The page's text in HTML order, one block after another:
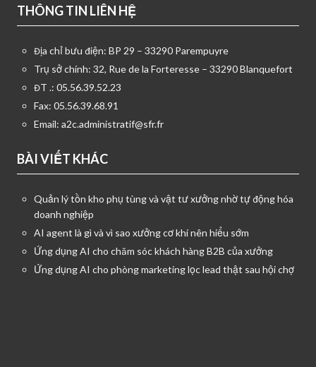
THÔNG TIN LIÊN HỆ
Địa chỉ bưu điện: BP 29 – 33290 Parempuyre
Trụ sở chính: 32, Rue de la Forteresse – 33290 Blanquefort
ĐT .: 05.56.39.52.23
Fax: 05.56.39.68.91
Email: a2c.administratif@sfr.fr
BÀI VIẾT KHÁC
Quản lý tồn kho phụ tùng và vật tư xưởng nhờ tự động hóa
doanh nghiệp
AI agent là gì và vì sao xưởng cơ khí nên hiểu sớm
Ứng dụng AI cho chăm sóc khách hàng B2B của xưởng
Ứng dụng AI cho phòng marketing lọc lead thật sau hội chợ